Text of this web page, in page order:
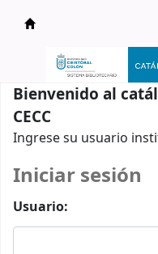
Catálogo en línea
Bienvenido al
CECC
Ingrese su usuario
Iniciar sesión
Usuario: